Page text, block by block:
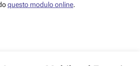
questo modulo online.